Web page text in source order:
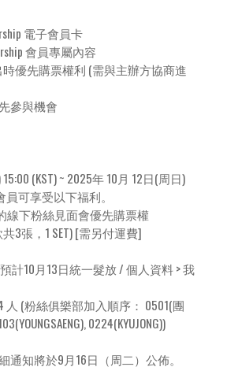
電子會員卡
會員專屬內容
優先購票權利 (需與主辦方協商進
參與機會
(KST) ~ 2025年 10月 12日(周日)
員可享受以下福利。
線下粉絲見面會優先購票權
3張，1 SET) [需另付運費]
計10月13日統一髮放 / 個人資料 > 我
人 (粉絲俱樂部加入順序： 0501(團
0224(KYUJONG))
知將於9月16日（周二）公佈。